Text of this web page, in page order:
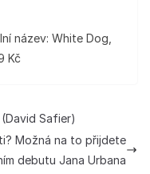
název: White Dog,
Kč
Safier)
Možná na to přijdete
debutu Jana Urbana